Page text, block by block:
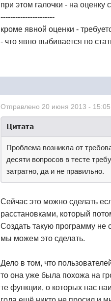
при этом галочки - на оценку
----------------------
кроме явной оценки -
- что явно выбивается по
Отправлено20 июня 2013 - 15:05
Цитата
Проблема возникла от
десяти вопросов в тесте
затратно, да и не правильно.
Сейчас это можно сделать
расстановками, который
Создать такую программу не
мы можем это сделать.
Дело в том, что
то она уже была похожа на
те функции, о которых нас